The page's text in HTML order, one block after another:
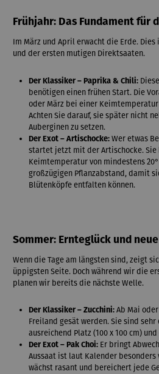
Frühjahr: Das Fundament für
Im März und April erwacht die Erde.
und der ersten mutigen Direktsaaten.
Der Klassiker – Paprika & Chili:
benötigen einen frühen Start. Die
oder März bei einer Keimtemperatur
Achten Sie darauf, sie später nicht
Auberginen zu setzen.
Der Exot – Artischocke:Wer etwas
startet jetzt mit der Artischocke.
Keimtemperatur von mindestens
großzügigen Pflanzabstand, damit
Blütenköpfe entfalten können.
Sommer: Ernteglück und
Wenn die Tage am längsten sind, zeigt
üppigsten Seite. Doch während wir die
planen wir bereits die nächste Welle.
Der Klassiker – Zucchini:Ab Mai
Freiland gesät werden. Sie sind
ausreichend Platz (100 x 100 cm)
Der Exot – Pak Choi:Er bringt
Aussaat ist laut Kalender besonders
wächst rasant und bereichert jede